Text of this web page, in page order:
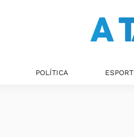
POLÍTICA